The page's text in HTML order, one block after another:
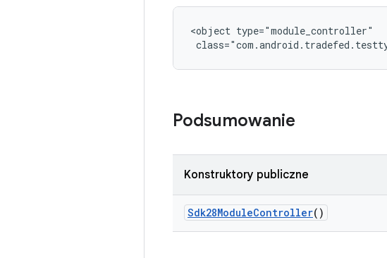
<object type="module_controller"
Podsumowanie
Konstruktory publiczne
Sdk28ModuleController()